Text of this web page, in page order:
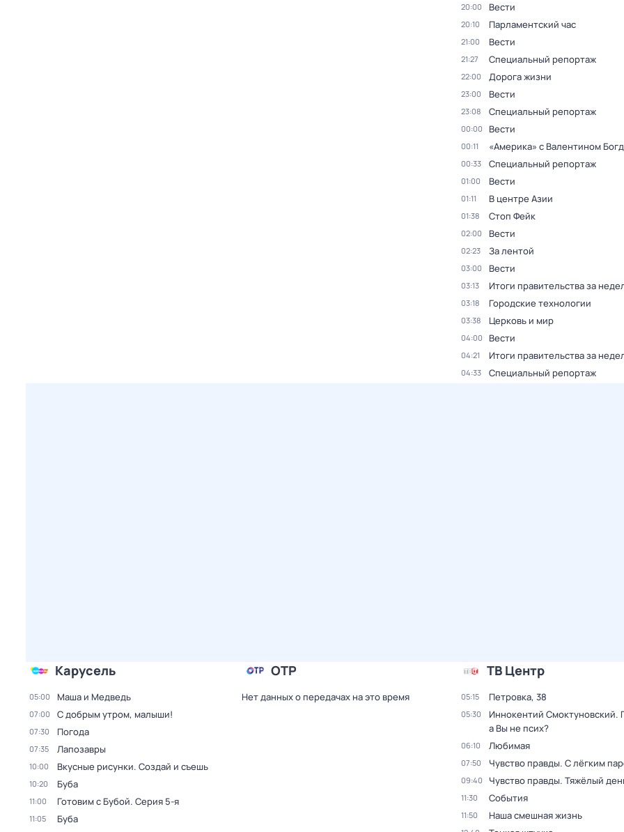
20:00 Вести
20:10 Парламентский час
21:00 Вести
21:27 Специальный репортаж
22:00 Дорога жизни
23:00 Вести
23:08 Специальный репортаж
00:00 Вести
00:11 «Америка» с Валентином
00:33 Специальный репортаж
01:00 Вести
01:11 В центре Азии
01:38 Стоп Фейк
02:00 Вести
02:23 За лентой
03:00 Вести
03:13 Итоги правительства за
03:18 Городские технологии
03:38 Церковь и мир
04:00 Вести
04:21 Итоги правительства за
04:33 Специальный репортаж
Карусель
05:00 Маша и Медведь
07:00 С добрым утром, малыши!
07:30 Погода
07:35 Лапозавры
10:00 Вкусные рисунки. Создай и съешь
10:20 Буба
11:00 Готовим с Бубой. Серия 5-я
11:05 Буба
ОТР
Нет данных о передачах на это время
ТВ Центр
05:15 Петровка, 38
05:30
Иннокентий Смоктуновский.
а Вы не псих?
06:10 Любимая
07:50 Чувство правды. С лёгким
09:40 Чувство правды. Тяжёлый
11:30 События
11:50 Наша смешная жизнь